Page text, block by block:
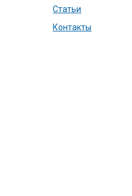
Статьи
Контакты